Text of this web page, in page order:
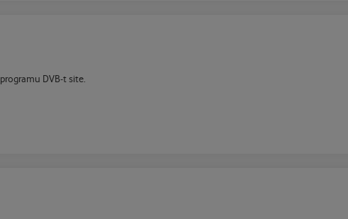
DVB-t site.